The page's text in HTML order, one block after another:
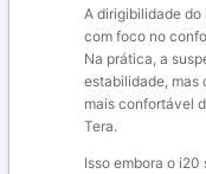
A dirigibilidade do
com foco no
Na prática, a
estabilidade, mas
mais confortável
Tera.
Isso embora o